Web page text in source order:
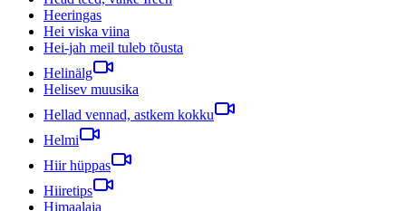
Heeringas
Hei viska viina
Hei-jah meil tuleb tõusta
Helinälg
Helisev muusika
Hellad vennad, astkem kokku
Helmi
Hiir hüppas
Hiiretips
Himaalaja